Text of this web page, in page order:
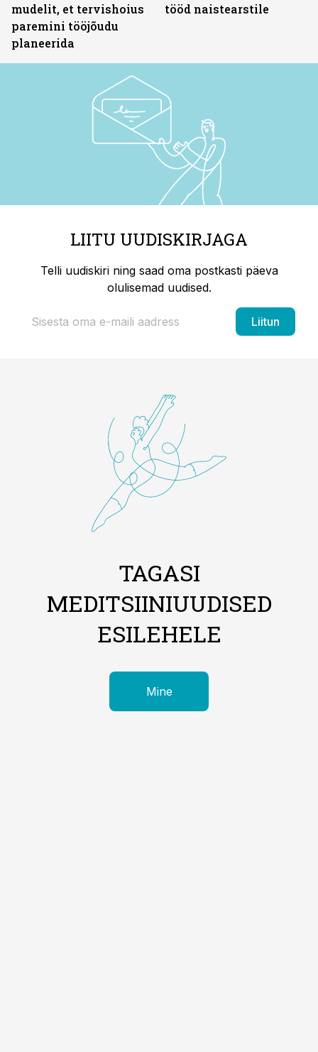
mudelit, et tervishoius
paremini tööjõudu
planeerida
tööd naistearstile
LIITU UUDISKIRJAGA
Telli uudiskiri ning saad oma postkasti päeva
olulisemad uudised.
Liitun
TAGASI
MEDITSIINIUUDISED
ESILEHELE
Mine